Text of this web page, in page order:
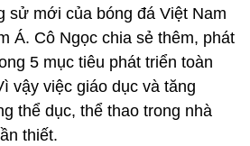
sử mới của bóng đá Việt Nam
Á. Cô Ngọc chia sẻ thêm, phát
5 mục tiêu phát triển toàn
vậy việc giáo dục và tăng
thể dục, thể thao trong nhà
thiết.